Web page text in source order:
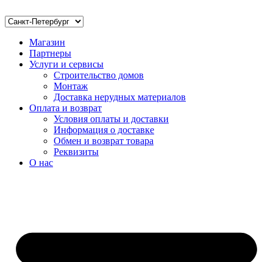
Магазин
Партнеры
Услуги и сервисы
Строительство домов
Монтаж
Доставка нерудных материалов
Оплата и возврат
Условия оплаты и доставки
Информация о доставке
Обмен и возврат товара
Реквизиты
О нас